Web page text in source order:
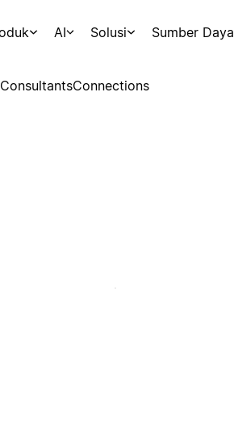
AI Solusi Sumber Daya
ConsultantsConnections